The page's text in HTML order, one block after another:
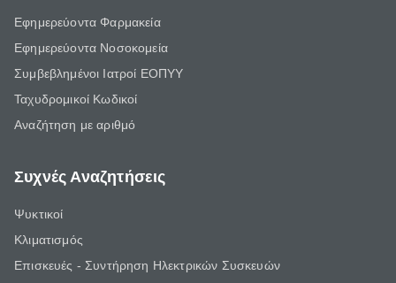
Εφημερεύοντα Φαρμακεία
Εφημερεύοντα Νοσοκομεία
Συμβεβλημένοι Ιατροί ΕΟΠΥΥ
Ταχυδρομικοί Κωδικοί
Αναζήτηση με αριθμό
Συχνές Αναζητήσεις
Ψυκτικοί
Κλιματισμός
Επισκευές - Συντήρηση Ηλεκτρικών Συσκευών